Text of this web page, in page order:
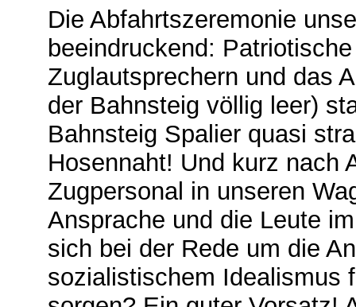
Die Abfahrtszeremonie
beeindruckend:
Zuglautsprechern und das
der Bahnsteig völlig leer)
Bahnsteig Spalier quasi
Hosennaht! Und kurz nach
Zugpersonal in unseren
Ansprache und die Leute
sich bei der Rede um die
sozialistischem Idealismus